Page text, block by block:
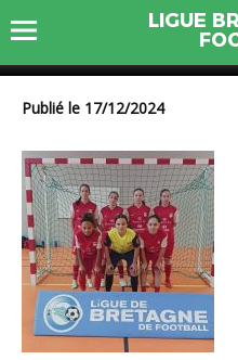
LIGUE
U15F ST RENAN
Publié le 17/12/2024